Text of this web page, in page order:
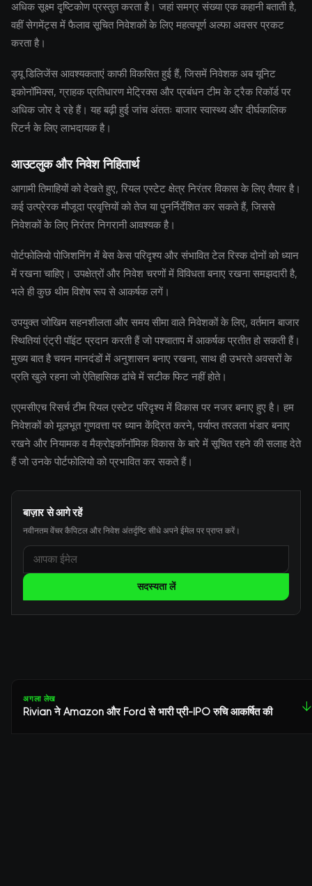
अधिक सूक्ष्म दृष्टिकोण प्रस्तुत करता है। जहां समग्र संख्या एक कहानी बताती है,
वहीं सेगमेंट्स में फैलाव सूचित निवेशकों के लिए महत्वपूर्ण अल्फा अवसर प्रकट
करता है।
ड्यू डिलिजेंस आवश्यकताएं काफी विकसित हुई हैं, जिसमें निवेशक अब यूनिट
इकोनॉमिक्स, ग्राहक प्रतिधारण मेट्रिक्स और प्रबंधन टीम के ट्रैक रिकॉर्ड पर
अधिक जोर दे रहे हैं। यह बढ़ी हुई जांच अंततः बाजार स्वास्थ्य और दीर्घकालिक
रिटर्न के लिए लाभदायक है।
आउटलुक और निवेश निहितार्थ
आगामी तिमाहियों को देखते हुए, रियल एस्टेट क्षेत्र निरंतर विकास के लिए तैयार है।
कई उत्प्रेरक मौजूदा प्रवृत्तियों को तेज या पुनर्निर्देशित कर सकते हैं, जिससे
निवेशकों के लिए निरंतर निगरानी आवश्यक है।
पोर्टफोलियो पोजिशनिंग में बेस केस परिदृश्य और संभावित टेल रिस्क दोनों को ध्यान
में रखना चाहिए। उपक्षेत्रों और निवेश चरणों में विविधता बनाए रखना समझदारी है,
भले ही कुछ थीम विशेष रूप से आकर्षक लगें।
उपयुक्त जोखिम सहनशीलता और समय सीमा वाले निवेशकों के लिए, वर्तमान बाजार
स्थितियां एंट्री पॉइंट प्रदान करती हैं जो पश्चाताप में आकर्षक प्रतीत हो सकती हैं।
मुख्य बात है चयन मानदंडों में अनुशासन बनाए रखना, साथ ही उभरते अवसरों के
प्रति खुले रहना जो ऐतिहासिक ढांचे में सटीक फिट नहीं होते।
एएमसीएच रिसर्च टीम रियल एस्टेट परिदृश्य में विकास पर नजर बनाए हुए है। हम
निवेशकों को मूलभूत गुणवत्ता पर ध्यान केंद्रित करने, पर्याप्त तरलता भंडार बनाए
रखने और नियामक व मैक्रोइकॉनॉमिक विकास के बारे में सूचित रहने की सलाह देते
हैं जो उनके पोर्टफोलियो को प्रभावित कर सकते हैं।
बाज़ार से आगे रहें
नवीनतम वेंचर कैपिटल और निवेश अंतर्दृष्टि सीधे अपने ईमेल पर प्राप्त करें।
सदस्यता लें
अगला लेख
Rivian ने Amazon और Ford से भारी प्री-IPO रुचि आकर्षित की ↓